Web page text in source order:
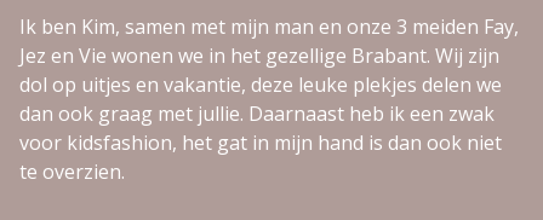
Ik ben Kim, samen met mijn man en onze 3 meiden Fay,
Jez en Vie wonen we in het gezellige Brabant. Wij zijn
dol op uitjes en vakantie, deze leuke plekjes delen we
dan ook graag met jullie. Daarnaast heb ik een zwak
voor kidsfashion, het gat in mijn hand is dan ook niet
te overzien.